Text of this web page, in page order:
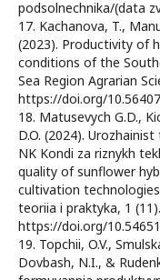
podsolnechnika/(data
17. Kachanova, T.,
(2023). Productivity of
conditions of the
Sea Region Agrarian
https://doi.org/
18. Matusevych G.D.,
D.O. (2024).
NK Kondi za riznykh
quality of sunflower
cultivation
teoriia i praktyka, 1
https://doi.org/
19. Topchii, O.V.,
Dovbash, N.I., &